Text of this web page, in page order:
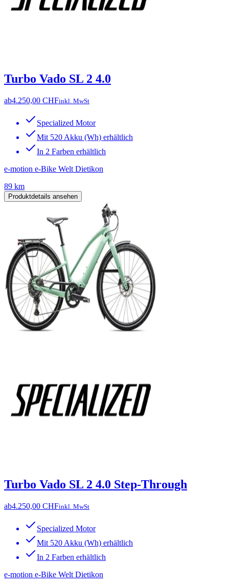
Turbo Vado SL 2 4.0
ab4.250,00 CHFinkl. MwSt
Specialized Motor
Mit 520 Akku (Wh) erhältlich
In 2 Farben erhältlich
e-motion e-Bike Welt Dietikon
89 km
Produktdetails ansehen
Turbo Vado SL 2 4.0 Step-Through
ab4.250,00 CHFinkl. MwSt
Specialized Motor
Mit 520 Akku (Wh) erhältlich
In 2 Farben erhältlich
e-motion e-Bike Welt Dietikon